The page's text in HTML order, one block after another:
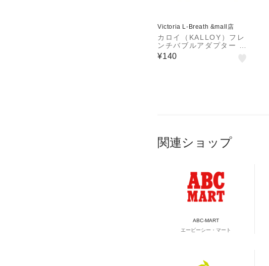
Victoria L-Breath &mall店
カロイ（KALLOY）フレ
ンチバブルアダプター 自
転車用パーツ FV
¥140
関連ショップ
ABC-MART
エービーシー・マート